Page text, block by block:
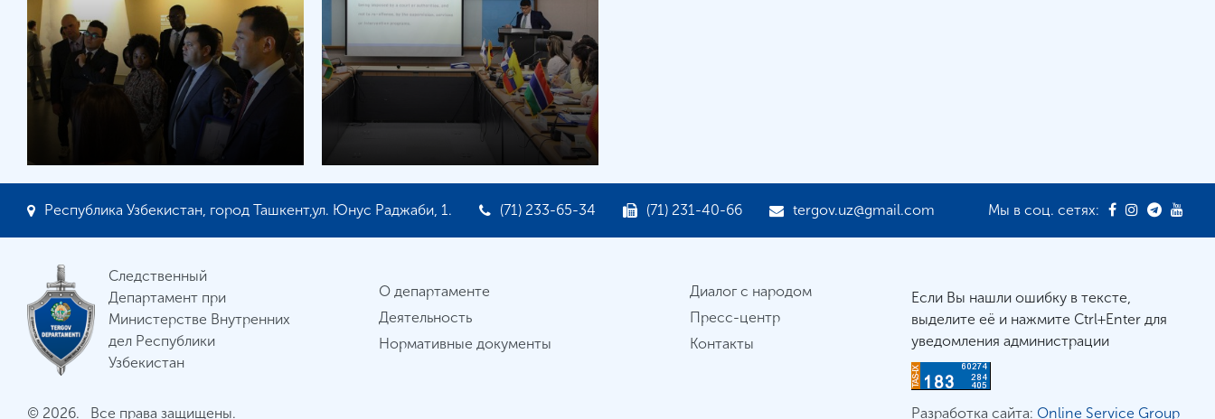
Республика Узбекистан, город Ташкент,ул. Юнус Раджаби, 1. (71) 233-65-34 (71) 231-40-66 tergov.uz@gmail.com Мы в соц. сетях:
Следственный
Департамент при
Министерстве Внутренних
дел Республики
Узбекистан
О департаменте
Деятельность
Нормативные документы
Диалог с народом
Пресс-центр
Контакты
Если Вы нашли ошибку в тексте,
выделите её и нажмите Ctrl+Enter для
уведомления администрации
© 2026. Все права защищены. Разработка сайта: Online Service Group